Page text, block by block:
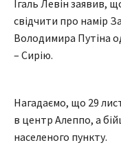
Ігаль Левін заявив,
свідчити про намір
Володимира Путіна
– Сирію.
Нагадаємо, що 29
в центр Алеппо, а
населеного пункту.